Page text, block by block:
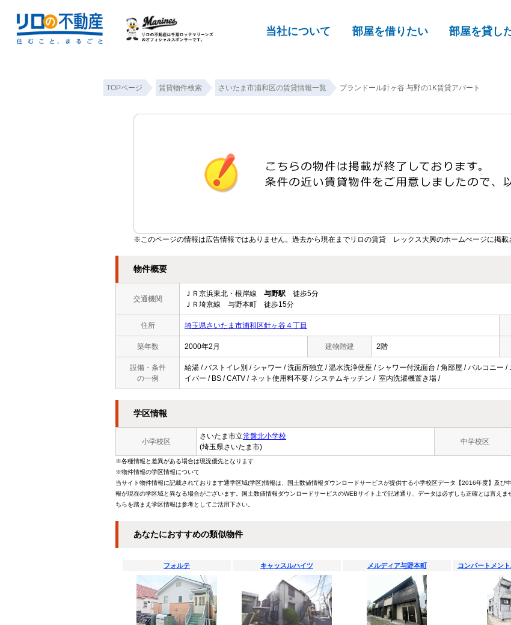
当社について 部屋を借りたい 部屋を貸し
TOPページ 賃貸物件検索 さいたま市浦和区の賃貸情報一覧 プランドール針ヶ谷 与野の1K賃貸アパート
※このページの情報は広告情報ではありません。過去から現在までリロの賃貸 レックス大興のホームぺージに掲載
物件概要
交通機関
ＪＲ京浜東北・根岸線 与野駅 徒歩5分
ＪＲ埼京線 与野本町 徒歩15分
住所 埼玉県さいたま市浦和区針ヶ谷４丁目
築年数 2000年2月 建物階建 2階
設備・条件
の一例
給湯 / バストイレ別 / シャワー / 洗面所独立 / 温水洗浄便座 / シャワー付洗面台 / 角部屋 / バルコニー
イバー / BS / CATV / ネット使用料不要 / システムキッチン / 室内洗濯機置き場 /
学区情報
小学校区
さいたま市立常盤北小学校
(埼玉県さいたま市)
中学校区
※各種情報と差異がある場合は現況優先となります
※物件情報の学区情報について
当サイト物件情報に記載されております通学区域(学区)情報は、国土数値情報ダウンロードサービスが提供する小学校区データ【2016年度】及
報が現在の学区域と異なる場合がございます。国土数値情報ダウンロードサービスのWEBサイト上で記述通り、データは必ずしも正確とは言え
ちらを踏まえ学区情報は参考としてご活用下さい。
あなたにおすすめの類似物件
フォルテ キャッスルハイツ メルディア与野本町 コンパートメン